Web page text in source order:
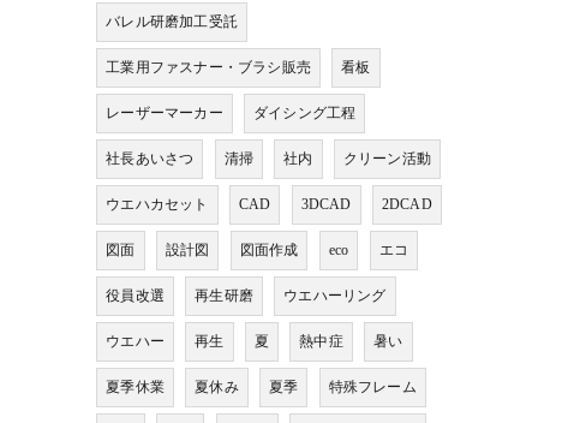
バレル研磨加工受託
工業用ファスナー・ブラシ販売 看板
レーザーマーカー ダイシング工程
社長あいさつ 清掃 社内 クリーン活動
ウエハカセット CAD 3DCAD 2DCAD
図面 設計図 図面作成 eco エコ
役員改選 再生研磨 ウエハーリング
ウエハー 再生 夏 熱中症 暑い
夏季休業 夏休み 夏季 特殊フレーム